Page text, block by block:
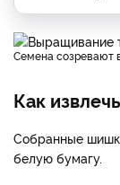
Семена
Как
Собранные
белую бумагу.